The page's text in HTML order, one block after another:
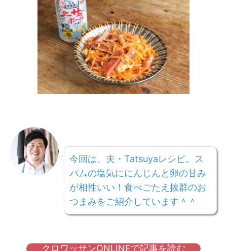
今回は、夫・Tatsuyaレシピ。ス
パムの塩気ににんじんと卵の甘み
が相性いい！食べごたえ抜群のお
つまみをご紹介しています＾＾
クロワッサンONLINEで記事を読む